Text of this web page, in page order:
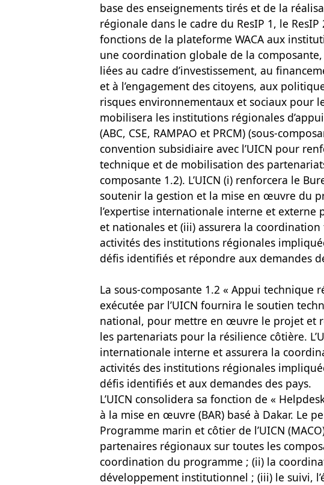
base des enseignements tirés et de la
régionale dans le cadre du ResIP 1, le
fonctions de la plateforme WACA aux
une coordination globale de la
liées au cadre d’investissement, au
et à l’engagement des citoyens, aux
risques environnementaux et sociaux pour
mobilisera les institutions régionales
(ABC, CSE, RAMPAO et PRCM) (sous-
convention subsidiaire avec l’UICN pour
technique et de mobilisation des
composante 1.2). L’UICN (i) renforcera le
soutenir la gestion et la mise en œuvre du
l’expertise internationale interne et
et nationales et (iii) assurera la
activités des institutions régionales
défis identifiés et répondre aux demandes
La sous-composante 1.2 « Appui technique
exécutée par l’UICN fournira le soutien
national, pour mettre en œuvre le projet et
les partenariats pour la résilience côtière.
internationale interne et assurera la
activités des institutions régionales
défis identifiés et aux demandes des pays.
L’UICN consolidera sa fonction de «
à la mise en œuvre (BAR) basé à Dakar. Le
Programme marin et côtier de l’UICN
partenaires régionaux sur toutes les
coordination du programme ; (ii) la
développement institutionnel ; (iii) le suivi,